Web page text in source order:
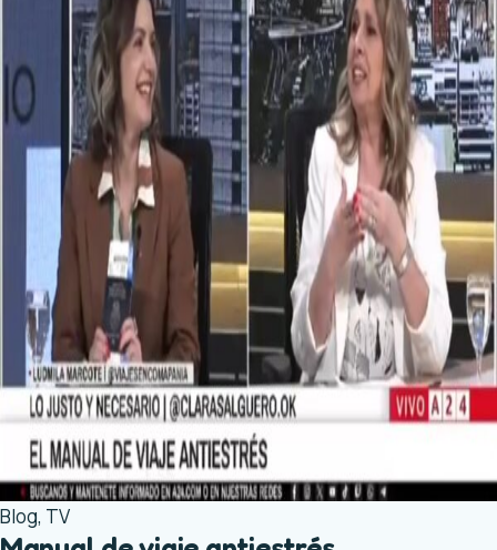
Blog, TV